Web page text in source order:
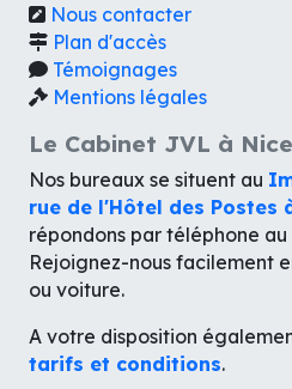
Nous contacter
Plan d'accès
Témoignages
Mentions légales
Le Cabinet JVL à Nice
Nos bureaux se situent au
rue de l'Hôtel des Postes
répondons par téléphone au
Rejoignez-nous facilement
ou voiture.
A votre disposition
tarifs et conditions.